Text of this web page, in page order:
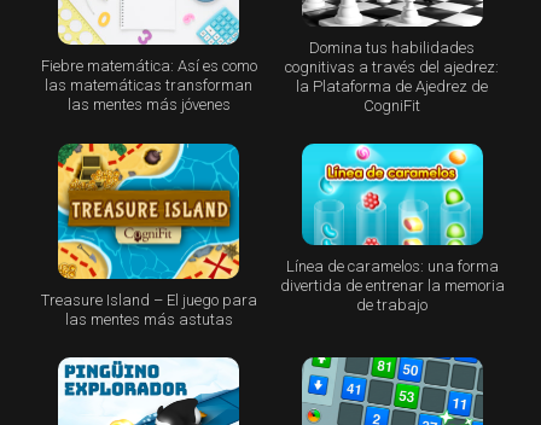
Fiebre matemática: Así es como
las matemáticas transforman
las mentes más jóvenes
Domina tus habilidades
cognitivas a través del ajedrez:
la Plataforma de Ajedrez de
CogniFit
Treasure Island – El juego para
las mentes más astutas
Línea de caramelos: una forma
divertida de entrenar la memoria
de trabajo